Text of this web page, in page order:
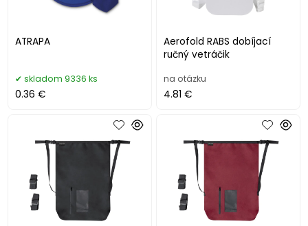
ATRAPA
skladom 9336 ks
0.36 €
Aerofold RABS dobíjací
ručný vetráčik
na otázku
4.81 €